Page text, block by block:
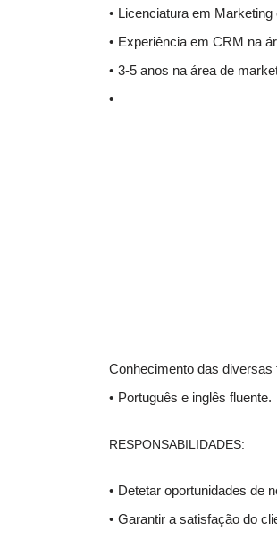
Licenciatura em
Experiência em CRM na
3-5 anos na área de
Conhecimento das
Português e inglês fluente.
RESPONSABILIDADES:
Detetar oportunidades de
Garantir a satisfação do